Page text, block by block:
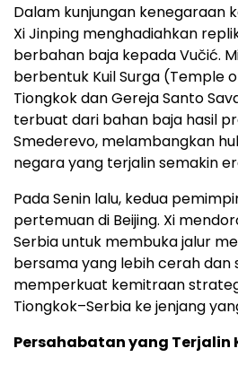
Dalam kunjungan kenegaraan
Xi Jinping menghadiahkan
berbahan baja kepada Vučić.
berbentuk Kuil Surga (Temple
Tiongkok dan Gereja Santo
terbuat dari bahan baja hasil
Smederevo, melambangkan
negara yang terjalin semakin
Pada Senin lalu, kedua
pertemuan di Beijing. Xi
Serbia untuk membuka jalur
bersama yang lebih cerah dan
memperkuat kemitraan
Tiongkok–Serbia ke jenjang
Persahabatan yang Terjalin